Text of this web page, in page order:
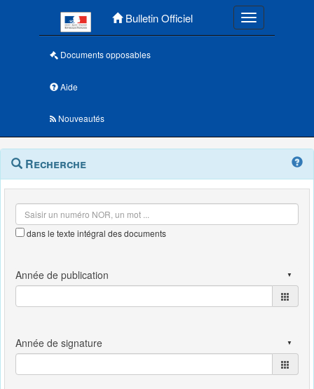
Bulletin Officiel Toggle
Documents opposables
Aide
Nouveautés
Navigation
outils
Menu
contextuel
Recherche
dans le texte intégral des documents